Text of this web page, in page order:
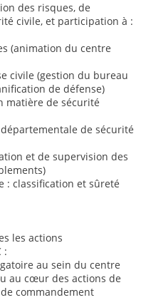
des risques, de
civile, et participation à :
(animation du centre
civile (gestion du bureau
de défense)
matière de sécurité
de sécurité
et de supervision des
: classification et sûreté
les actions
:
au sein du centre
au cœur des actions de
commandement